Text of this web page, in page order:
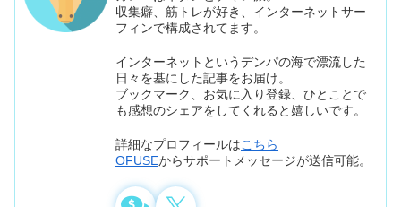
収集癖、筋トレが好き、インターネットサー
フィンで構成されてます。
インターネットというデンパの海で漂流した
日々を基にした記事をお届け。
ブックマーク、お気に入り登録、ひとことで
も感想のシェアをしてくれると嬉しいです。
詳細なプロフィールはこちら
OFUSEからサポートメッセージが送信可能。